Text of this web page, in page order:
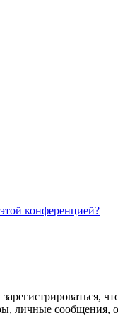
конференцией?
личные сообщения,